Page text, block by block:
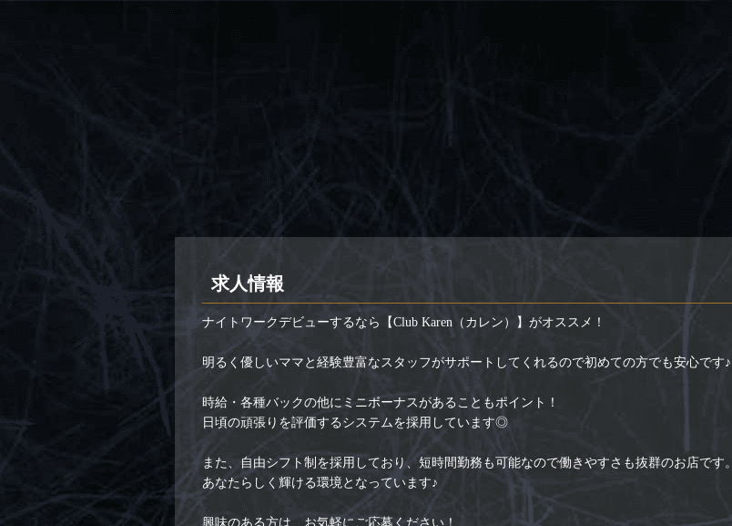
求人情報
ナイトワークデビューするなら【Club Karen（カレン）】がオススメ！
明るく優しいママと経験豊富なスタッフがサポートしてくれるので初めての方でも安心です♪
時給・各種バックの他にミニボーナスがあることもポイント！
日頃の頑張りを評価するシステムを採用しています◎
また、自由シフト制を採用しており、短時間勤務も可能なので働きやすさも抜群のお店です。
あなたらしく輝ける環境となっています♪
興味のある方は、お気軽にご応募ください！